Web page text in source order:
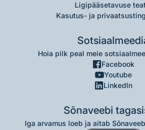
Ligipääsetavuse
Kasutus- ja
Hoia pilk peal meie
Facebook
Youtube
LinkedIn
Sõnaveebi
Iga arvamus loeb ja aitab